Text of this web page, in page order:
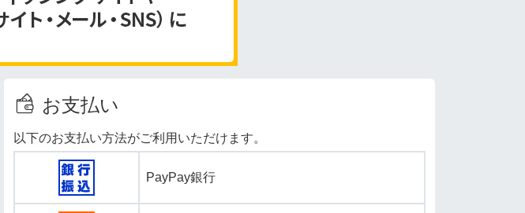
お支払い
以下のお支払い方法がご利用いただけます。
PayPay銀行